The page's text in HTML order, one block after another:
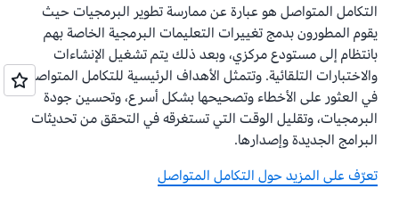
التكامل المتواصل هو عبارة عن ممارسة تطوير البرمجيات حيث
يقوم المطورون بدمج تغييرات التعليمات البرمجية الخاصة بهم
بانتظام إلى مستودع مركزي، وبعد ذلك يتم تشغيل الإنشاءات
والاختبارات التلقائية. وتتمثل الأهداف الرئيسية للتكامل المتواصل
في العثور على الأخطاء وتصحيحها بشكل أسرع، وتحسين جودة
البرمجيات، وتقليل الوقت التي تستغرقه في التحقق من تحديثات
البرامج الجديدة وإصدارها.
تعرّف على المزيد حول التكامل المتواصل